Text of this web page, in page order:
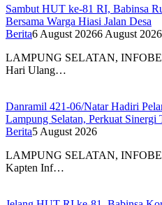
Sambut HUT ke-81 RI, Babinsa
Bersama Warga Hiasi Jalan Desa
Berita6 August 20266 August 2026
LAMPUNG SELATAN,
Hari Ulang…
Danramil 421-06/Natar Hadiri
Lampung Selatan, Perkuat Sinergi
Berita5 August 2026
LAMPUNG SELATAN,
Kapten Inf…